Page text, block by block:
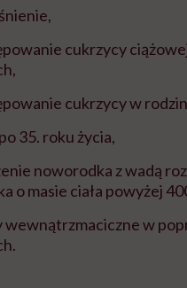
cukrzycy
cukrzycy w
po 35. roku życia,
noworodka z wadą
o masie ciała powyżej
wewnątrzmaciczne w